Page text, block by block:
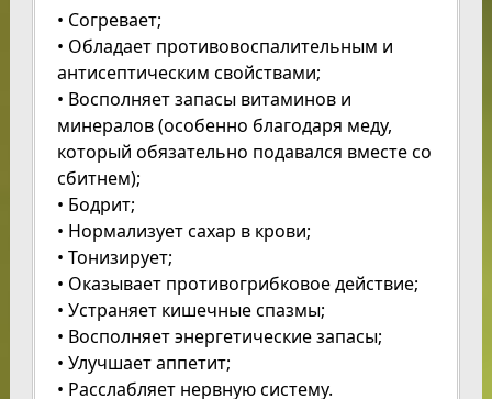
• Согревает;
• Обладает противовоспалительным и
антисептическим свойствами;
• Восполняет запасы витаминов и
минералов (особенно благодаря меду,
который обязательно подавался вместе со
сбитнем);
• Бодрит;
• Нормализует сахар в крови;
• Тонизирует;
• Оказывает противогрибковое действие;
• Устраняет кишечные спазмы;
• Восполняет энергетические запасы;
• Улучшает аппетит;
• Расслабляет нервную систему.